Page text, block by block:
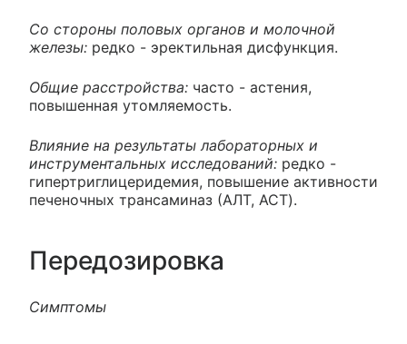
Со стороны половых органов и молочной
железы: редко - эректильная дисфункция.
Общие расстройства: часто - астения,
повышенная утомляемость.
Влияние на результаты лабораторных и
инструментальных исследований: редко -
гипертриглицеридемия, повышение активности
печеночных трансаминаз (АЛТ, ACT).
Передозировка
Симптомы